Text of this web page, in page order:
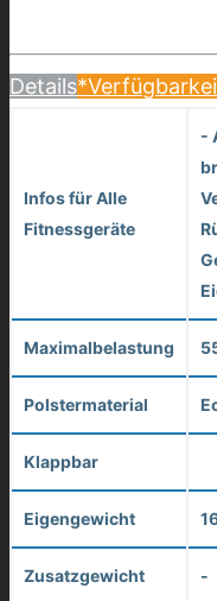
Details
Infos für Alle
Fitnessgeräte
-
Maximalbelastung
Polstermaterial
Klappbar
Eigengewicht
Zusatzgewicht -